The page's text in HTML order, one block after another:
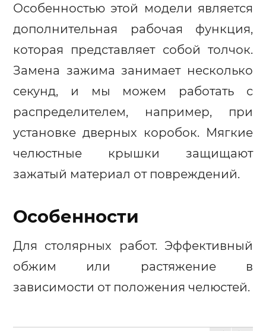
Особенностью этой модели является
дополнительная рабочая функция,
которая представляет собой толчок.
Замена зажима занимает несколько
секунд, и мы можем работать с
распределителем, например, при
установке дверных коробок. Мягкие
челюстные крышки защищают
зажатый материал от повреждений.
Особенности
Для столярных работ. Эффективный
обжим или растяжение в
зависимости от положения челюстей.